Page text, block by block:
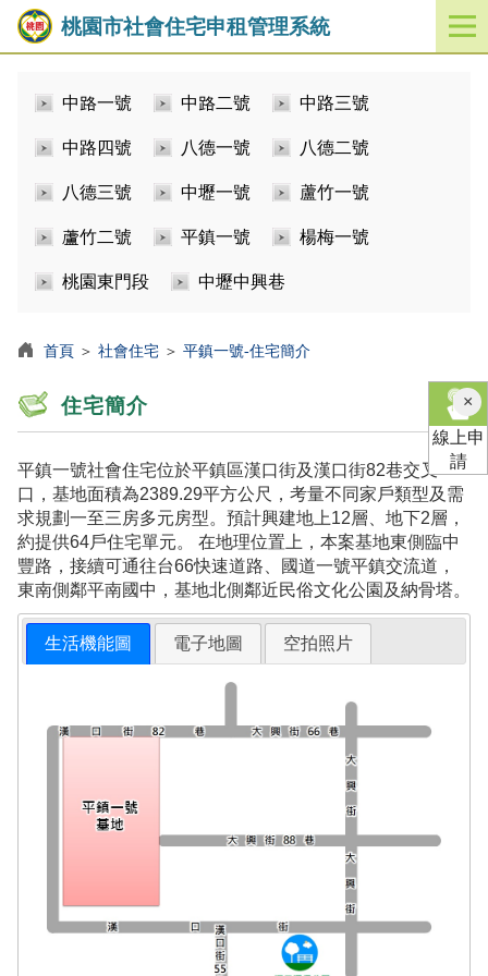
桃園市社會住宅申租管理系統
開
啟
中路一號 中路二號 中路三號
中路四號 八德一號 八德二號
八德三號 中壢一號 蘆竹一號
蘆竹二號 平鎮一號 楊梅一號
桃園東門段 中壢中興巷
首頁 ＞ 社會住宅 ＞ 平鎮一號-住宅簡介
住宅簡介
平鎮一號社會住宅位於平鎮區漢口街及漢口街82巷交叉
口，基地面積為2389.29平方公尺，考量不同家戶類型及需
求規劃一至三房多元房型。預計興建地上12層、地下2層，
約提供64戶住宅單元。 在地理位置上，本案基地東側臨中
豐路，接續可通往台66快速道路、國道一號平鎮交流道，
東南側鄰平南國中，基地北側鄰近民俗文化公園及納骨塔。
生活機能圖 電子地圖 空拍照片
×關
閉
線上申
請